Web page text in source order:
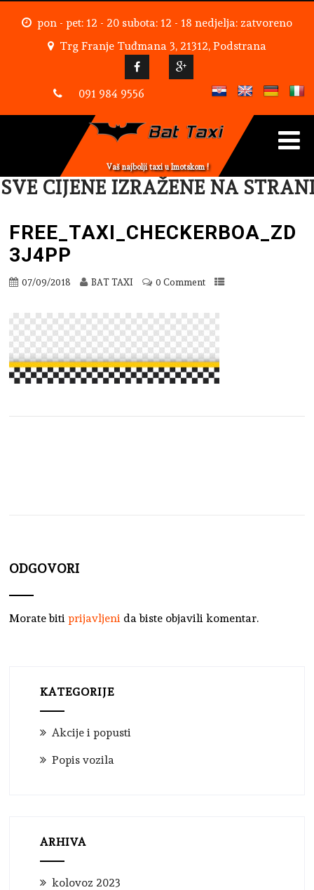
pon - pet: 12 - 20 subota: 12 - 18 nedjelja: zatvoreno
Trg Franje Tuđmana 3, 21312, Podstrana
091 984 9556
Vaš najbolji taxi u Imotskom !
CIJENE IZRAŽENE NA
FREE_TAXI_CHECKERBOA_ZD
3J4PP
07/09/2018 BAT TAXI 0 Comment
ODGOVORI
Morate bitiprijavljeni da biste objavili komentar.
KATEGORIJE
Akcije i popusti
Popis vozila
ARHIVA
kolovoz 2023